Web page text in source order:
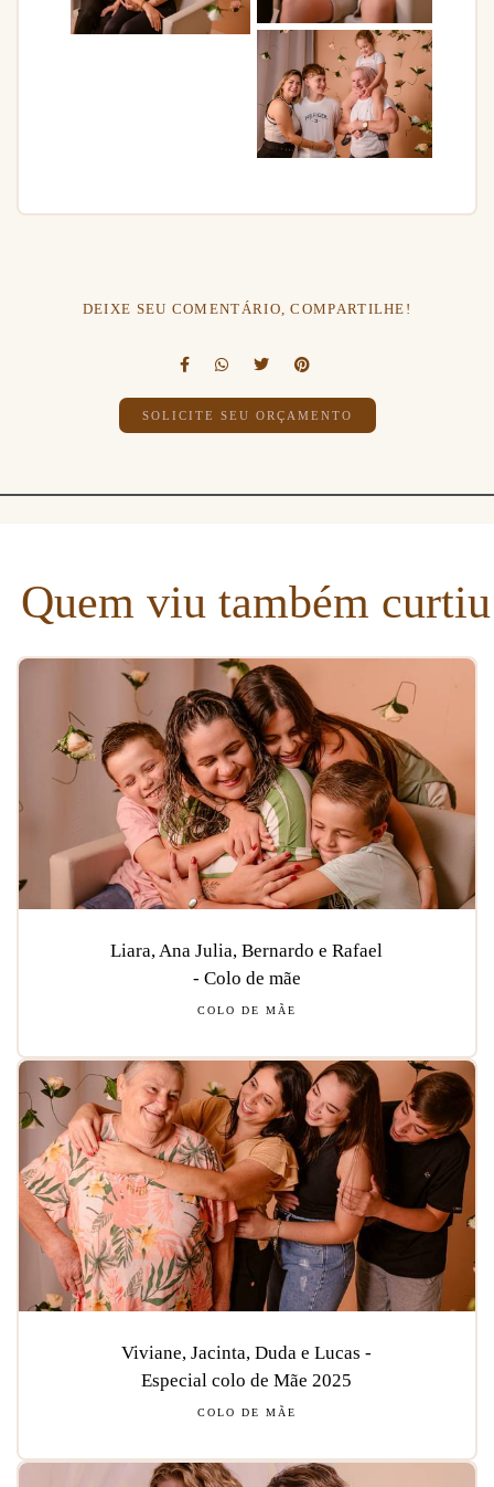
DEIXE SEU COMENTÁRIO, COMPARTILHE!
SOLICITE SEU ORÇAMENTO
Quem viu também curtiu
Liara, Ana Julia, Bernardo e Rafael
- Colo de mãe
COLO DE MÃE
Viviane, Jacinta, Duda e Lucas -
Especial colo de Mãe 2025
COLO DE MÃE